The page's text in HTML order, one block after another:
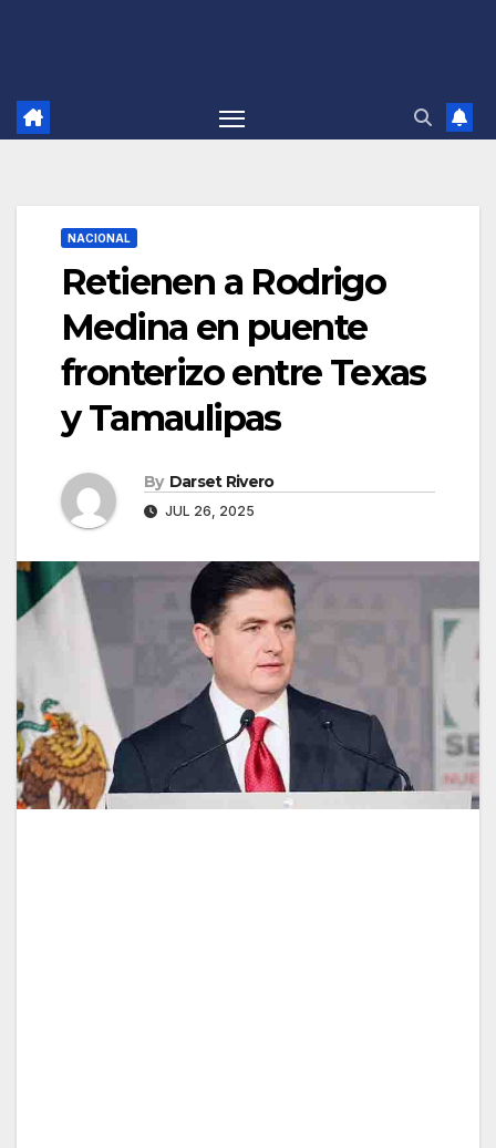
NACIONAL
Retienen a Rodrigo
Medina en puente
fronterizo entre Texas
y Tamaulipas
By Darset Rivero
JUL 26, 2025